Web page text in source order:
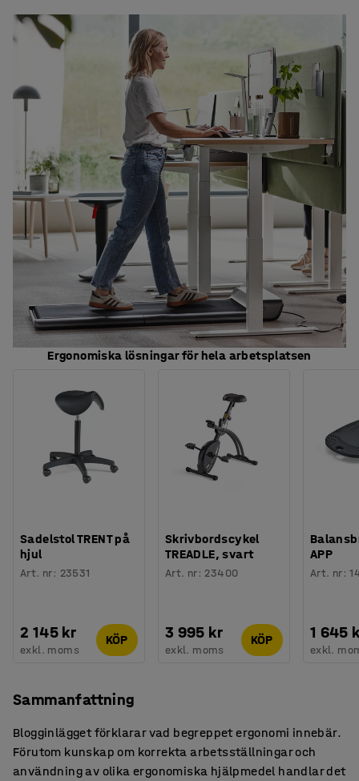
Ergonomiska lösningar för hela arbetsplatsen
Sadelstol TRENT på
hjul
Art. nr: 23531
2 145 kr
exkl. moms
KÖP
Skrivbordscykel
TREADLE, svart
Art. nr: 23400
3 995 kr
exkl. moms
KÖP
APP
Art. nr:
1 645
exkl.
Sammanfattning
Blogginlägget förklarar vad begreppet ergonomi innebär.
Förutom kunskap om korrekta arbetsställningar och
användning av olika ergonomiska hjälpmedel handlar det